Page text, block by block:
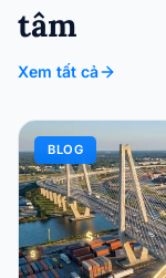
tâm
Xem tất cả
BLOG